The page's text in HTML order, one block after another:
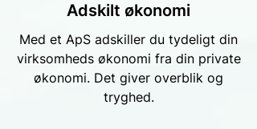
Adskilt økonomi
Med et ApS adskiller du tydeligt din
virksomheds økonomi fra din private
økonomi. Det giver overblik og
tryghed.